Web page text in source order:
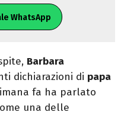
WhatsApp
Barbara
dichiarazioni di papa
fa ha parlato
una delle